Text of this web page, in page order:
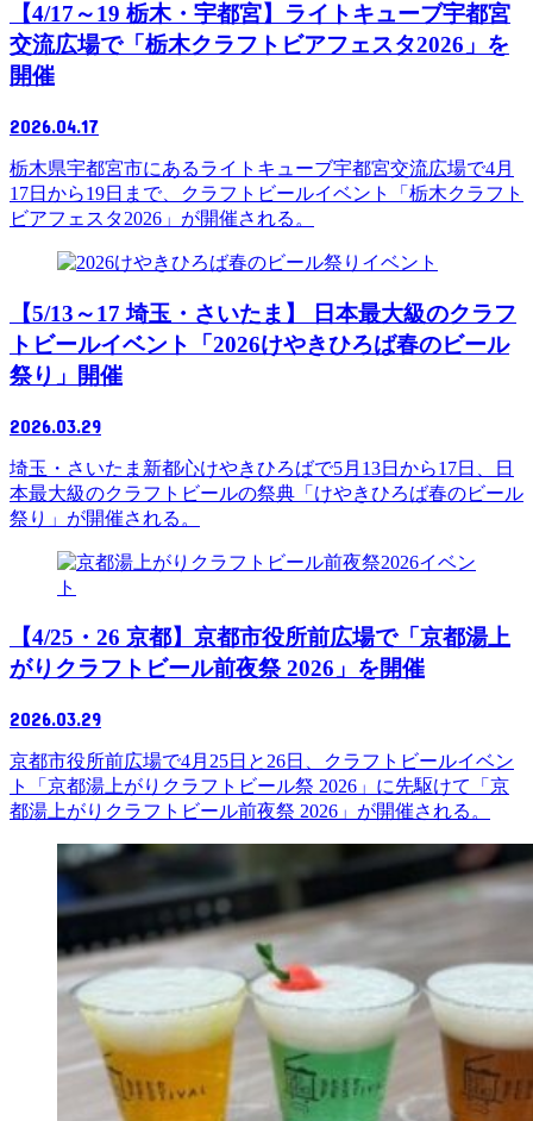
【4/17～19 栃木・宇都宮】ライトキューブ宇都宮
交流広場で「栃木クラフトビアフェスタ2026」を
開催
2026.04.17
栃木県宇都宮市にあるライトキューブ宇都宮交流広場で4月
17日から19日まで、クラフトビールイベント「栃木クラフト
ビアフェスタ2026」が開催される。
イベント
【5/13～17 埼玉・さいたま】 日本最大級のクラフ
トビールイベント「2026けやきひろば春のビール
祭り」開催
2026.03.29
埼玉・さいたま新都心けやきひろばで5月13日から17日、日
本最大級のクラフトビールの祭典「けやきひろば春のビール
祭り」が開催される。
イベン
ト
【4/25・26 京都】京都市役所前広場で「京都湯上
がりクラフトビール前夜祭 2026」を開催
2026.03.29
京都市役所前広場で4月25日と26日、クラフトビールイベン
ト「京都湯上がりクラフトビール祭 2026」に先駆けて「京
都湯上がりクラフトビール前夜祭 2026」が開催される。